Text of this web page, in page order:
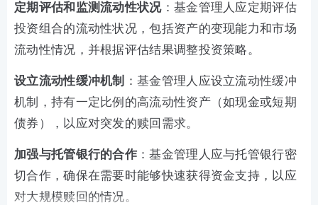
定期评估和监测流动性状况：基金管理人应定期评估
投资组合的流动性状况，包括资产的变现能力和市场
流动性情况，并根据评估结果调整投资策略。
设立流动性缓冲机制
：基金管理人应设立流动性缓冲
机制，持有一定比例的高流动性资产（如现金或短期
债券），以应对突发的赎回需求。
加强与托管银行的合作 ：基金管理人应与托管银行密
切合作，确保在需要时能够快速获得资金支持，以应
对大规模赎回的情况。